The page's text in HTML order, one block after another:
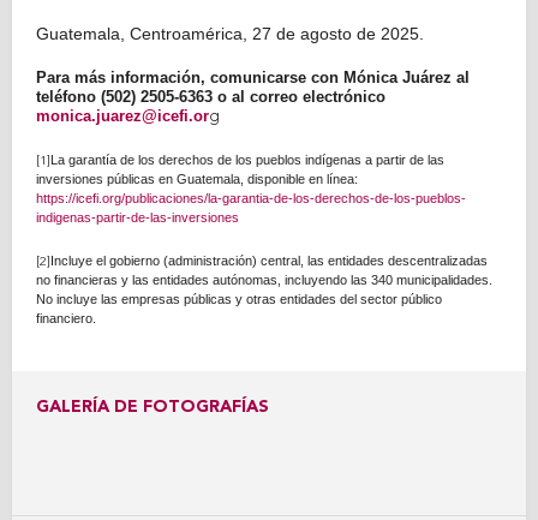
Guatemala, Centroamérica, 27 de agosto de 2025.
Para más información, comunicarse con Mónica Juárez al
teléfono (502) 2505-6363 o al correo electrónico
monica.juarez@icefi.org
[1] La garantía de los derechos de los pueblos indígenas a partir de las
inversiones públicas en Guatemala, disponible en línea:
https://icefi.org/publicaciones/la-garantia-de-los-derechos-de-los-pueblos-
indigenas-partir-de-las-inversiones
[2] Incluye el gobierno (administración) central, las entidades descentralizadas
no financieras y las entidades autónomas, incluyendo las 340 municipalidades.
No incluye las empresas públicas y otras entidades del sector público
financiero.
GALERÍA DE FOTOGRAFÍAS